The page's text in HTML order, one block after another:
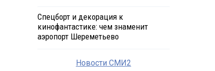
Спецборт и декорация к
кинофантастике: чем знаменит
аэропорт Шереметьево
Новости СМИ2